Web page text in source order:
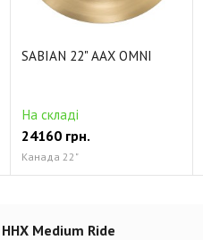
SABIAN 22" AAX OMNI
На складі
24160 грн.
Канада 22"
Medium Ride